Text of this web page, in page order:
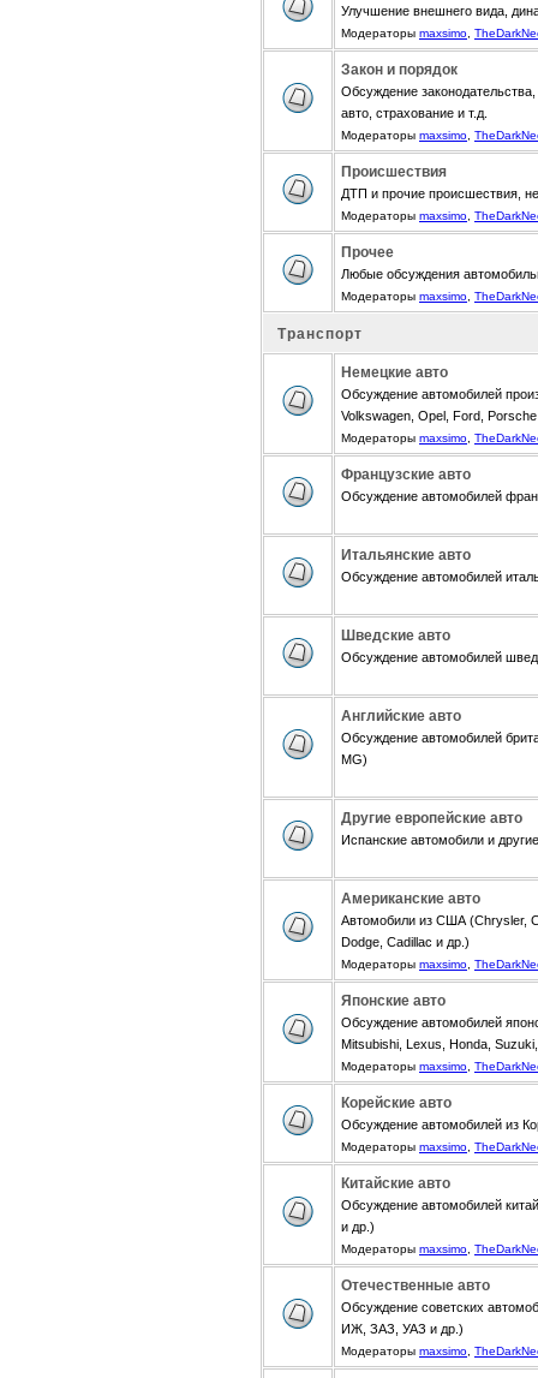
Улучшение внешнего вида,
Модераторы maxsimo
Закон и порядок
Обсуждение
авто, страхование и т.д.
Модераторы maxsimo
Происшествия
ДТП и прочие происшествия,
Модераторы maxsimo
Прочее
Любые обсуждения
Модераторы maxsimo
Транспорт
Немецкие авто
Обсуждение автомобилей
Volkswagen, Opel, Ford,
Модераторы maxsimo
Французские авто
Обсуждение автомобилей
Итальянские авто
Обсуждение автомобилей
Шведские авто
Обсуждение автомобилей
Английские авто
Обсуждение автомобилей
MG)
Другие европейские авто
Испанские автомобили и
Американские авто
Автомобили из США (Chrysler,
Dodge, Cadillac и др.)
Модераторы maxsimo
Японские авто
Обсуждение автомобилей
Mitsubishi, Lexus, Honda,
Модераторы maxsimo
Корейские авто
Обсуждение автомобилей из
Модераторы maxsimo
Китайские авто
Обсуждение автомобилей
и др.)
Модераторы maxsimo
Отечественные авто
Обсуждение советских
ИЖ, ЗАЗ, УАЗ и др.)
Модераторы maxsimo